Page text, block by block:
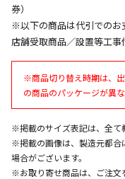
エアコンの取
商品購入個数
券）
※以下の商品は代引でのお
店舗受取商品／設置等工
※商品切り替え時期は、
の商品のパッケージが異
※掲載のサイズ表記は、全て
※掲載の画像は、製造元都合
場合がございます。
※お取り寄せ商品は、ご注文